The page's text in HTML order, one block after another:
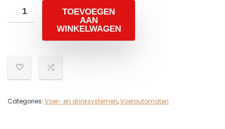
TOEVOEGEN
AAN
WINKELWAGEN
Categories: Voer- en drinksystemen,Voerautomaten